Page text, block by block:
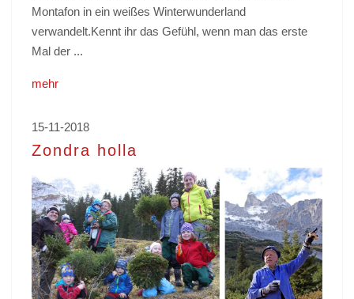
Montafon in ein weißes Winterwunderland
verwandelt.Kennt ihr das Gefühl, wenn man das erste
Mal der ...
mehr
15-11-2018
Zondra holla